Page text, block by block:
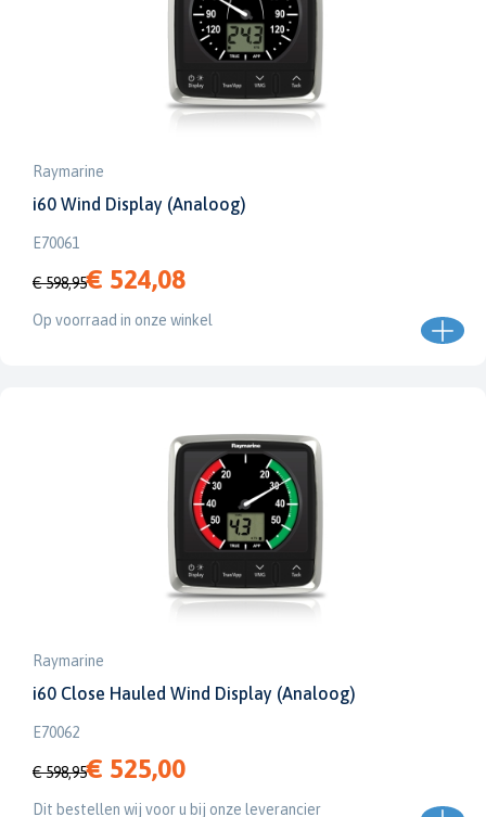
Raymarine
i60 Wind Display (Analoog)
E70061
€ 598,95€ 524,08
Op voorraad in onze winkel
Raymarine
i60 Close Hauled Wind Display (Analoog)
E70062
€ 598,95€ 525,00
Dit bestellen wij voor u bij onze leverancier